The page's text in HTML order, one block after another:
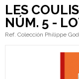
LES
NÚM. 5 -
Ref. Colección Philippe